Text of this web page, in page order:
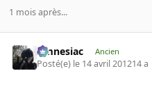
1 mois après...
Amnesiac Ancien
Posté(e) le 14 avril 201214 a